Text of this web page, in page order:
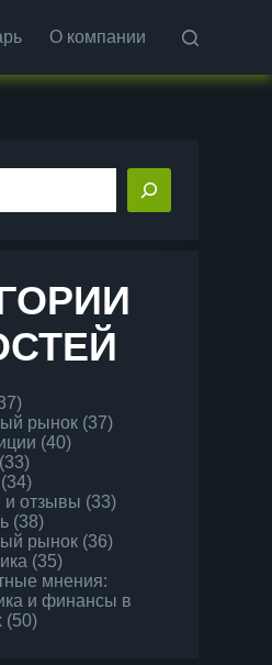
О компании
рынок (37)
(40)
(33)
(34)
отзывы (33)
(38)
рынок (36)
(35)
мнения:
и финансы в
(50)